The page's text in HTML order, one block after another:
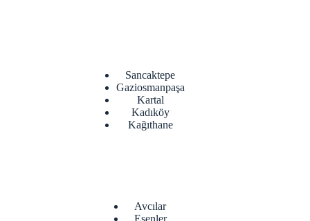
Sancaktepe
Gaziosmanpaşa
Kartal
Kadıköy
Kağıthane
Avcılar
Esenler